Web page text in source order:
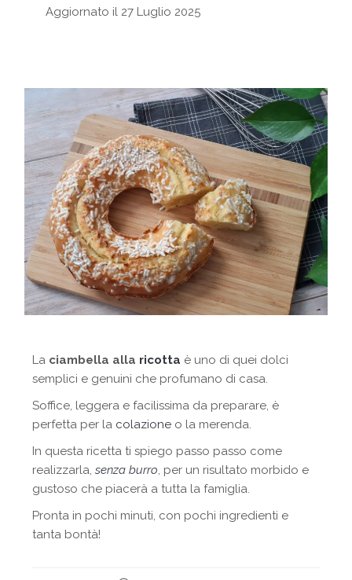
Aggiornato il 27 Luglio 2025
La ciambella alla ricotta è uno di quei dolci
semplici e genuini che profumano di casa.
Soffice, leggera e facilissima da preparare, è
perfetta per la colazione o la merenda.
In questa ricetta ti spiego passo passo come
realizzarla,senza burro, per un risultato morbido e
gustoso che piacerà a tutta la famiglia.
Pronta in pochi minuti, con pochi ingredienti e
tanta bontà!